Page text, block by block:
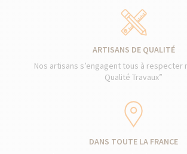
ARTISANS DE QUALITÉ
Nos artisans s’engagent tous à respecter
Qualité Travaux”
DANS TOUTE LA FRANCE